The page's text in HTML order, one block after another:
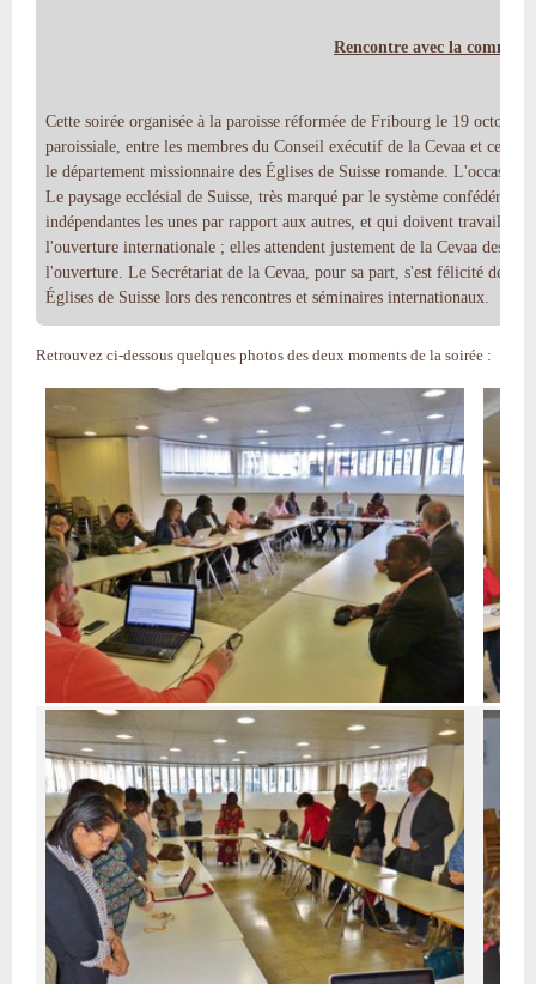
Rencontre avec la
Cette soirée organisée à la paroisse réformée de Fribourg le 19 octobre
paroissiale, entre les membres du Conseil exécutif de la Cevaa et ceux
le département missionnaire des Églises de Suisse romande. L'occasion
Le paysage ecclésial de Suisse, très marqué par le système confédéral,
indépendantes les unes par rapport aux autres, et qui doivent travailler
l'ouverture internationale ; elles attendent justement de la Cevaa des
l'ouverture. Le Secrétariat de la Cevaa, pour sa part, s'est félicité de la
Églises de Suisse lors des rencontres et séminaires internationaux.
Retrouvez ci-dessous quelques photos des deux moments de la soirée :